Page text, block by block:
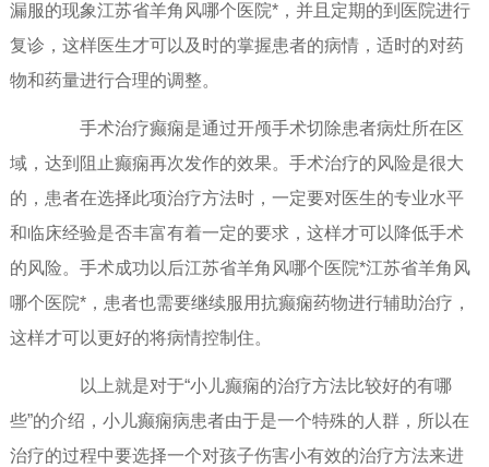
漏服的现象江苏省羊角风哪个医院*，并且定期的到医院进行
复诊，这样医生才可以及时的掌握患者的病情，适时的对药
物和药量进行合理的调整。
手术治疗癫痫是通过开颅手术切除患者病灶所在区
域，达到阻止癫痫再次发作的效果。手术治疗的风险是很大
的，患者在选择此项治疗方法时，一定要对医生的专业水平
和临床经验是否丰富有着一定的要求，这样才可以降低手术
的风险。手术成功以后江苏省羊角风哪个医院*江苏省羊角风
哪个医院*，患者也需要继续服用抗癫痫药物进行辅助治疗，
这样才可以更好的将病情控制住。
以上就是对于“小儿癫痫的治疗方法比较好的有哪
些”的介绍，小儿癫痫病患者由于是一个特殊的人群，所以在
治疗的过程中要选择一个对孩子伤害小有效的治疗方法来进